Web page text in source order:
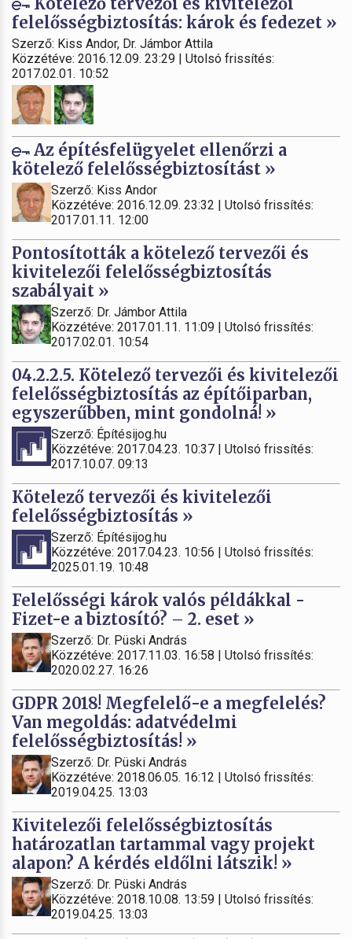
felelősségbiztosítás: károk és fedezet »
Szerző: Kiss Andor, Dr. Jámbor Attila
Közzétéve: 2016.12.09. 23:29 | Utolsó frissítés:
2017.02.01. 10:52
Az építésfelügyelet ellenőrzi a
kötelező felelősségbiztosítást »
Szerző: Kiss Andor
Közzétéve: 2016.12.09. 23:32 | Utolsó frissítés:
2017.01.11. 12:00
Pontosították a kötelező tervezői és
kivitelezői felelősségbiztosítás
szabályait »
Szerző: Dr. Jámbor Attila
Közzétéve: 2017.01.11. 11:09 | Utolsó frissítés:
2017.02.01. 10:54
04.2.2.5. Kötelező tervezői és kivitelezői
felelősségbiztosítás az építőiparban,
egyszerűbben, mint gondolná! »
Szerző: Építésijog.hu
Közzétéve: 2017.04.23. 10:37 | Utolsó frissítés:
2017.10.07. 09:13
Kötelező tervezői és kivitelezői
felelősségbiztosítás »
Szerző: Építésijog.hu
Közzétéve: 2017.04.23. 10:56 | Utolsó frissítés:
2025.01.19. 10:48
Felelősségi károk valós példákkal -
Fizet-e a biztosító? – 2. eset »
Szerző: Dr. Püski András
Közzétéve: 2017.11.03. 16:58 | Utolsó frissítés:
2020.02.27. 16:26
GDPR 2018! Megfelelő-e a megfelelés?
Van megoldás: adatvédelmi
felelősségbiztosítás! »
Szerző: Dr. Püski András
Közzétéve: 2018.06.05. 16:12 | Utolsó frissítés:
2019.04.25. 13:03
Kivitelezői felelősségbiztosítás
határozatlan tartammal vagy projekt
alapon? A kérdés eldőlni látszik! »
Szerző: Dr. Püski András
Közzétéve: 2018.10.08. 13:59 | Utolsó frissítés:
2019.04.25. 13:03